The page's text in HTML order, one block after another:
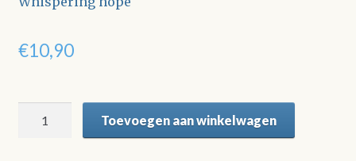
€10,90
Toevoegen aan winkelwagen